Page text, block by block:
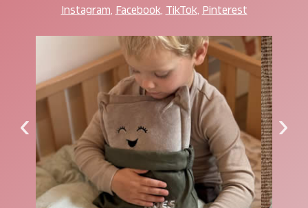
Instagram, Facebook, TikTok, Pinterest
‹ ›